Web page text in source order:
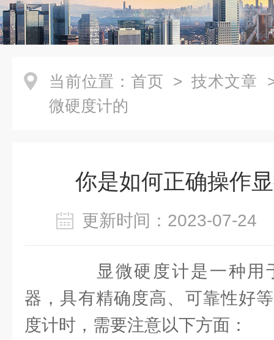
当前位置： 首页 > 技术文章
微硬度计的
你是如何正确操作
更新时间：2023-07-
显微硬度计是一种用
器，具有精确度高、可靠性好
度计时，需要注意以下方面：